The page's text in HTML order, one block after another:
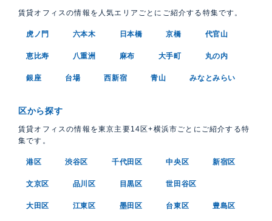
賃貸オフィスの情報を人気エリアごとにご紹介する特集です。
虎ノ門 六本木 日本橋 京橋 代官山
恵比寿 八重洲 麻布 大手町 丸の内
銀座 台場 西新宿 青山 みなとみらい
区から探す
賃貸オフィスの情報を東京主要14区+横浜市ごとにご紹介する特
集です。
港区 渋谷区 千代田区 中央区 新宿区
文京区 品川区 目黒区 世田谷区
大田区 江東区 墨田区 台東区 豊島区